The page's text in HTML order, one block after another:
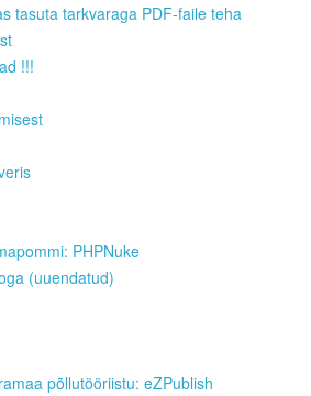
tasuta tarkvaraga PDF-faile teha
!!!
PHPNuke
(uuendatud)
põllutööriistu: eZPublish